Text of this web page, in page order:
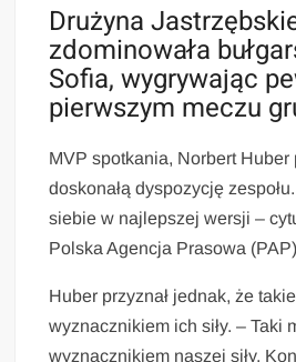
Drużyna
zdominowała
Sofia, wygrywając
pierwszym meczu
MVP spotkania, Norbert Huber
doskonałą dyspozycję
siebie w najlepszej wersji –
Polska Agencja Prasowa
Huber przyznał jednak, że
wyznacznikiem ich siły. – Taki
wyznacznikiem naszej siły.